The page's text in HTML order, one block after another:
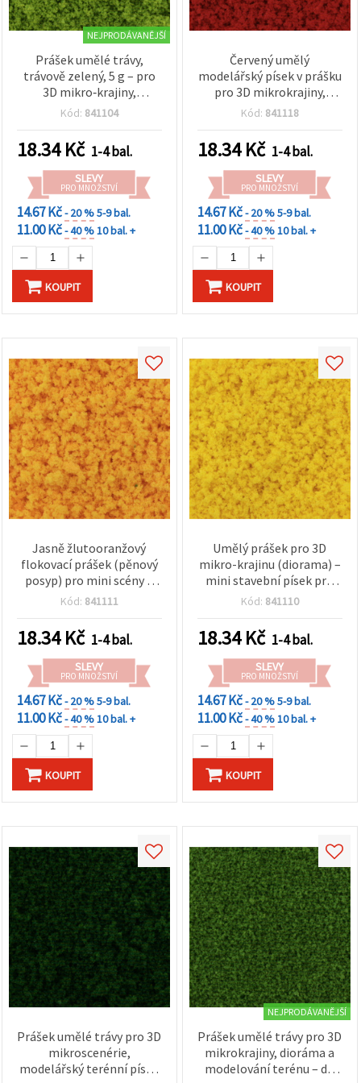
NEJPRODÁVANĚJŠÍ
Prášek umělé trávy,
trávově zelený, 5 g – pro
3D mikro‑krajiny,
dioráma, modelářské
epoxidové pryskyřici
Kód: 841104
18.34Kč 1-4 bal.
SLEVY
PRO MNOŽSTVÍ
14.67 Kč- 20 %5-9 bal.
11.00 Kč- 40 %10 bal. +
KOUPIT
Červený umělý
modelářský písek v prášku
pro 3D mikrokrajiny,
miniatury, terénní
epoxidové pryskyřici, 5 g
Kód: 841118
18.34Kč 1-4 bal.
SLEVY
PRO MNOŽSTVÍ
14.67 Kč- 20 %5-9 bal.
11.00 Kč- 40 %10 bal. +
KOUPIT
Jasně žlutooranžový
flokovací prášek (pěnový
posyp) pro mini scény –
3D mikrokrajiny, diorámy,
stromy a květiny, do
epoxidové pryskyřice – 5 g
Kód: 841111
18.34Kč 1-4 bal.
SLEVY
PRO MNOŽSTVÍ
14.67 Kč- 20 %5-9 bal.
11.00 Kč- 40 %10 bal. +
KOUPIT
Umělý prášek pro 3D
mikro-krajinu (diorama) –
mini stavební písek pro
stromy a květiny, žlutý, do
Kód: 841110
18.34Kč 1-4 bal.
SLEVY
PRO MNOŽSTVÍ
14.67 Kč- 20 %5-9 bal.
11.00 Kč- 40 %10 bal. +
KOUPIT
Prášek umělé trávy pro 3D
mikroscenérie,
modelářský terénní písek
NEJPRODÁVANĚJŠÍ
Prášek umělé trávy pro 3D
mikrokrajiny, dioráma a
modelování terénu – do